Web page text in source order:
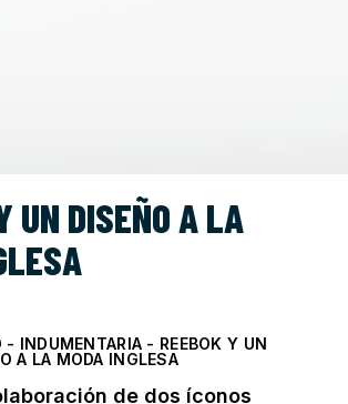
UN DISEÑO A LA
- INDUMENTARIA - REEBOK Y UN
A LA MODA INGLESA
de dos íconos